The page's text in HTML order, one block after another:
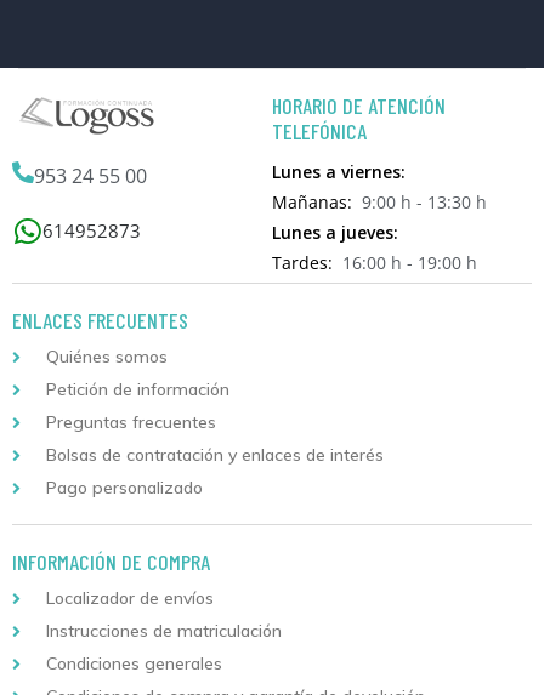
953 24 55 00
614952873
HORARIO DE ATENCIÓN
TELEFÓNICA
Lunes a viernes:
Mañanas: 9:00 h - 13:30 h
Lunes a jueves:
Tardes: 16:00 h - 19:00 h
ENLACES FRECUENTES
Quiénes somos
Petición de información
Preguntas frecuentes
Bolsas de contratación y enlaces de interés
Pago personalizado
INFORMACIÓN DE COMPRA
Localizador de envíos
Instrucciones de matriculación
Condiciones generales